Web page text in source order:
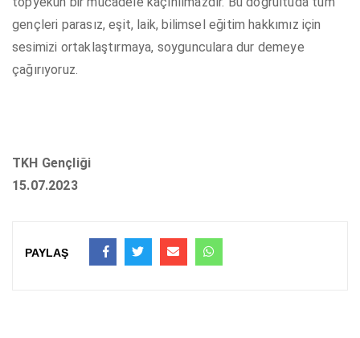
gençleri parasız, eşit, laik, bilimsel eğitim hakkımız için
sesimizi ortaklaştırmaya, soygunculara dur demeye
çağırıyoruz.
TKH Gençliği
15.07.2023
PAYLAŞ